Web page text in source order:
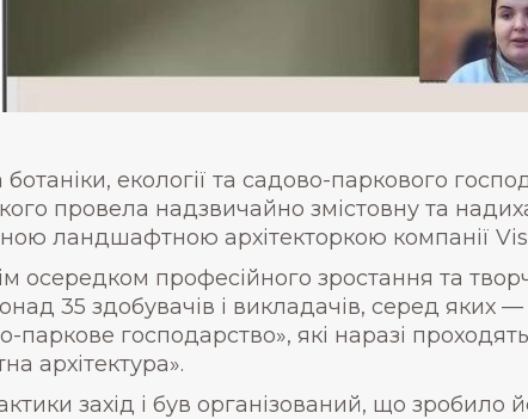
екології та садово-паркового
провела надзвичайно змістовну та
ландшафтною архітекторкою компанії
осередком професійного зростання та
35 здобувачів і викладачів, серед яких —
паркове господарство», які наразі
архітектура».
захід і був організований, що зробило